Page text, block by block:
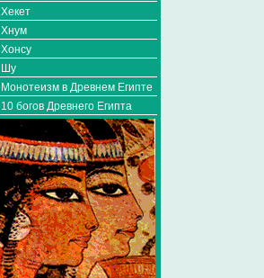
Хекет
Хнум
Хонсу
Шу
Монотеизм в Древнем Египте
10 богов Древнего Египта